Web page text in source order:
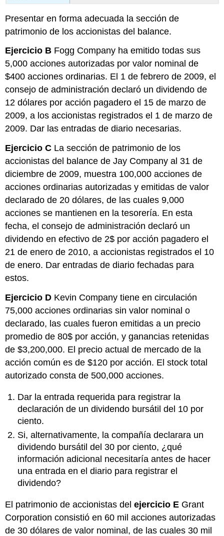
Presentar en forma adecuada la sección de
patrimonio de los accionistas del balance.
Ejercicio B Fogg Company ha emitido todas sus
5,000 acciones autorizadas por valor nominal de
$400 acciones ordinarias. El 1 de febrero de 2009, el
consejo de administración declaró un dividendo de
12 dólares por acción pagadero el 15 de marzo de
2009, a los accionistas registrados el 1 de marzo de
2009. Dar las entradas de diario necesarias.
Ejercicio C La sección de patrimonio de los
accionistas del balance de Jay Company al 31 de
diciembre de 2009, muestra 100,000 acciones de
acciones ordinarias autorizadas y emitidas de valor
declarado de 20 dólares, de las cuales 9,000
acciones se mantienen en la tesorería. En esta
fecha, el consejo de administración declaró un
dividendo en efectivo de 2$ por acción pagadero el
21 de enero de 2010, a accionistas registrados el 10
de enero. Dar entradas de diario fechadas para
estos.
Ejercicio D Kevin Company tiene en circulación
75,000 acciones ordinarias sin valor nominal o
declarado, las cuales fueron emitidas a un precio
promedio de 80$ por acción, y ganancias retenidas
de $3,200,000. El precio actual de mercado de la
acción común es de $120 por acción. El stock total
autorizado consta de 500,000 acciones.
Dar la entrada requerida para registrar la
declaración de un dividendo bursátil del 10 por
ciento.
Si, alternativamente, la compañía declarara un
dividendo bursátil del 30 por ciento, ¿qué
información adicional necesitaría antes de hacer
una entrada en el diario para registrar el
dividendo?
El patrimonio de accionistas delejercicio E Grant
Corporation consistió en 60 mil acciones autorizadas
de 30 dólares de valor nominal, de las cuales 30 mil